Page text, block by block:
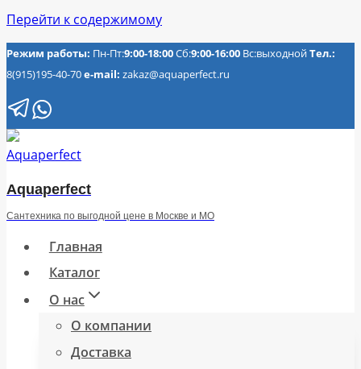
Перейти к содержимому
Режим работы: Пн-Пт:9:00-18:00Сб:9:00-16:00 Вс:выходнойТел.:
8(915)195-40-70e-mail: zakaz@aquaperfect.ru
Aquaperfect
Сантехника по выгодной цене в Москве и МО
Главная
Каталог
О нас
О компании
Доставка